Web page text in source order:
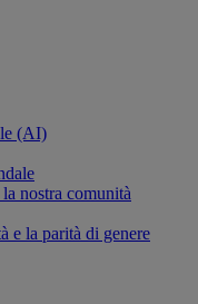
(AI)
nostra comunità
e la parità di genere